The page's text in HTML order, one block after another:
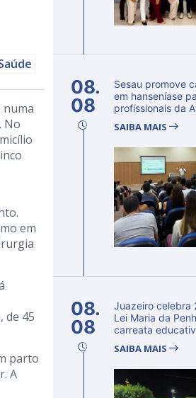
numa
No
em
de 45
parto
A
08.
08
Sesau promove
em hanseníase
profissionais da
SAIBA MAIS
08.
08
Juazeiro celebra
Lei Maria da
carreata
SAIBA MAIS